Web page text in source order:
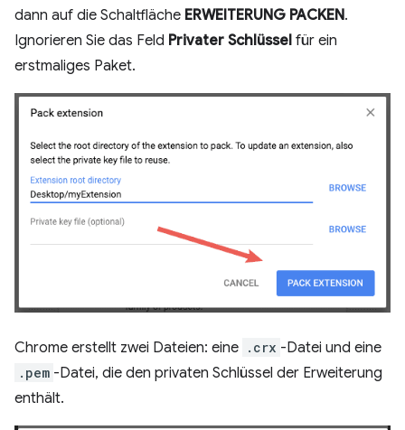
dann auf die Schaltfläche ERWEITERUNG PACKEN.
Ignorieren Sie das Feld Privater Schlüssel für ein
erstmaliges Paket.
Chrome erstellt zwei Dateien: eine .crx -Datei und eine
.pem -Datei, die den privaten Schlüssel der Erweiterung
enthält.